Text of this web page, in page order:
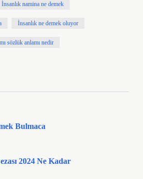
İnsanlık namina ne demek
İnsanlık ne demek oluyor
sözlük anlamı nedir
Bulmaca
2024 Ne Kadar